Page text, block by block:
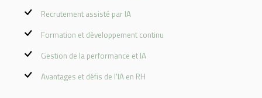
Recrutement assisté par IA
Formation et développement continu
Gestion de la performance et IA
Avantages et défis de l'IA en RH